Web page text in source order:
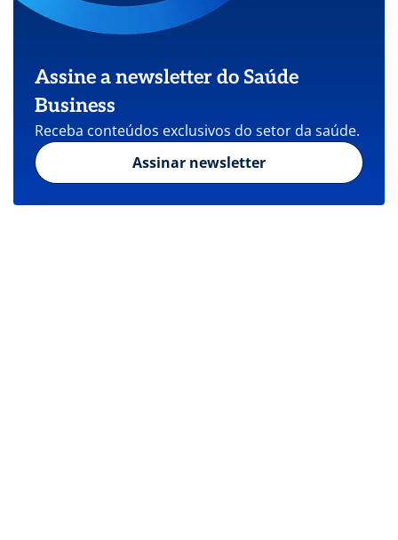
Assine a newsletter do Saúde
Business
Receba conteúdos exclusivos do setor da saúde.
Assinar newsletter